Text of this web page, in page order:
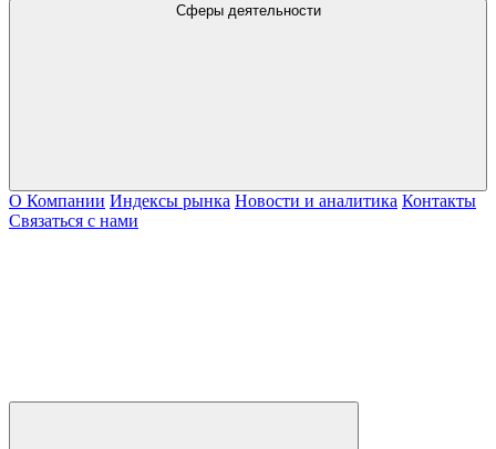
Сферы деятельности
О Компании Индексы рынка Новости и аналитика Контакты
Связаться с нами